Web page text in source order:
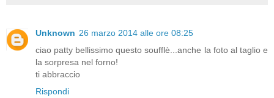
Unknown 26 marzo 2014 alle ore 08:25
ciao patty bellissimo questo soufflè...anche la foto al taglio e
la sorpresa nel forno!
ti abbraccio
Rispondi